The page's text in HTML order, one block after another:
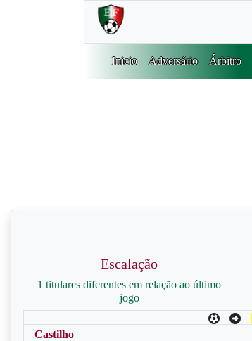
Inicio Adversário Árbitro
Escalação
1 titulares diferentes em relação ao último
jogo
Castilho